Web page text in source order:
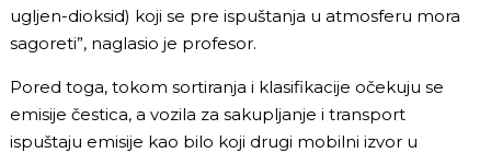
ugljen-dioksid) koji se pre ispuštanja u atmosferu mora
sagoreti”, naglasio je profesor.
Pored toga, tokom sortiranja i klasifikacije očekuju se
emisije čestica, a vozila za sakupljanje i transport
ispuštaju emisije kao bilo koji drugi mobilni izvor u